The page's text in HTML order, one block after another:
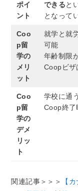
ポイ
ント
できると
となって
Coo
p留
学の
メリ
ット
就学と就
可能
年齢制限
Coopビザ
Coo
p留
学の
デメ
リッ
ト
学校に通
Coop終了
関連記事＞＞＞
【